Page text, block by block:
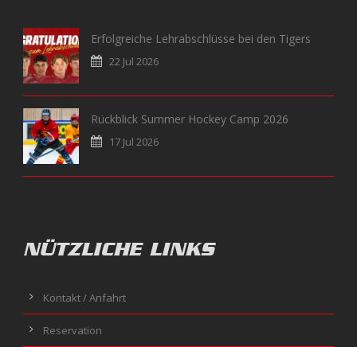
Erfolgreiche Lehrabschlüsse bei den Tigers
22 Jul 2026
Rückblick Summer Hockey Camp 2026
17 Jul 2026
NÜTZLICHE LINKS
Kontakt / Anfahrt
Reservation